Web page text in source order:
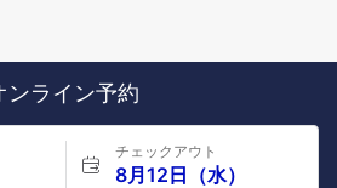
ンライン予約
チェックアウト
8月12日（水）